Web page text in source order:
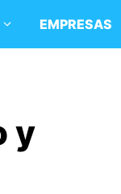
EMPRESAS
y